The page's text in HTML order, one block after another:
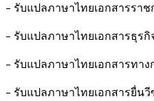
- รับแปลภาษาไทยเอกสารราช
- รับแปลภาษาไทยเอกสารธุรกิ
- รับแปลภาษาไทยเอกสารทาง
- รับแปลภาษาไทยเอกสารยื่นวี